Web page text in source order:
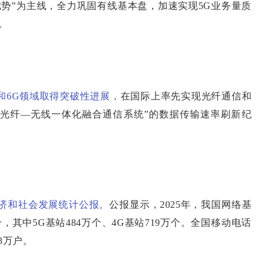
”为主线，全力巩固有线基本盘，加速实现5G业务量质
领域取得突破性进展， 在国际上率先实现光纤通信和
纤—无线一体化融合通信系统”的数据传输速率刷新纪
和社会发展统计公报。公报显示，2025年，我国网络基
其中5G基站484万个、4G基站719万个。全国移动电话
户。